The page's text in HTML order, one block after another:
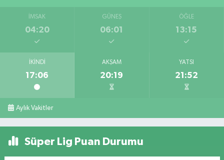
İMSAK
04:20
GÜNEŞ
06:01
ÖĞLE
13:15
İKINDI
17:06
AKŞAM
20:19
YATSI
21:52
Aylık Vakitler
Süper Lig Puan Durumu